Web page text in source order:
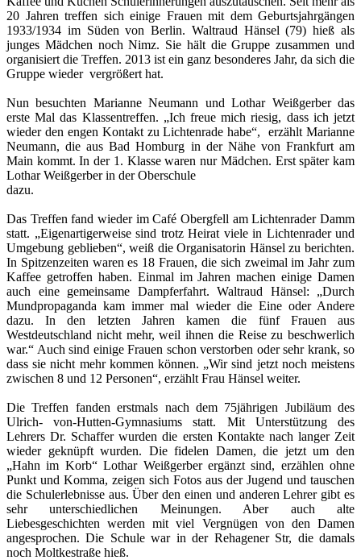
20 Jahren treffen sich einige Frauen mit dem Geburtsjahrgängen
1933/1934 im Süden von Berlin. Waltraud Hänsel (79) hieß als
junges Mädchen noch Nimz. Sie hält die Gruppe zusammen und
organisiert die Treffen. 2013 ist ein ganz besonderes Jahr, da sich die
Gruppe wieder vergrößert hat.
Nun besuchten Marianne Neumann und Lothar Weißgerber das
erste Mal das Klassentreffen. „Ich freue mich riesig, dass ich jetzt
wieder den engen Kontakt zu Lichtenrade habe“, erzählt Marianne
Neumann, die aus Bad Homburg in der Nähe von Frankfurt am
Main kommt. In der 1. Klasse waren nur Mädchen. Erst später kam
Lothar Weißgerber in der Oberschule
dazu.
Das Treffen fand wieder im Café Obergfell am Lichtenrader Damm
statt. „Eigenartigerweise sind trotz Heirat viele in Lichtenrader und
Umgebung geblieben“, weiß die Organisatorin Hänsel zu berichten.
In Spitzenzeiten waren es 18 Frauen, die sich zweimal im Jahr zum
Kaffee getroffen haben. Einmal im Jahren machen einige Damen
auch eine gemeinsame Dampferfahrt. Waltraud Hänsel: „Durch
Mundpropaganda kam immer mal wieder die Eine oder Andere
dazu. In den letzten Jahren kamen die fünf Frauen aus
Westdeutschland nicht mehr, weil ihnen die Reise zu beschwerlich
war.“ Auch sind einige Frauen schon verstorben oder sehr krank, so
dass sie nicht mehr kommen können. „Wir sind jetzt noch meistens
zwischen 8 und 12 Personen“, erzählt Frau Hänsel weiter.
Die Treffen fanden erstmals nach dem 75jährigen Jubiläum des
Ulrich- von-Hutten-Gymnasiums statt. Mit Unterstützung des
Lehrers Dr. Schaffer wurden die ersten Kontakte nach langer Zeit
wieder geknüpft wurden. Die fidelen Damen, die jetzt um den
„Hahn im Korb“ Lothar Weißgerber ergänzt sind, erzählen ohne
Punkt und Komma, zeigen sich Fotos aus der Jugend und tauschen
die Schulerlebnisse aus. Über den einen und anderen Lehrer gibt es
sehr unterschiedlichen Meinungen. Aber auch alte
Liebesgeschichten werden mit viel Vergnügen von den Damen
angesprochen. Die Schule war in der Rehagener Str, die damals
noch Moltkestraße hieß.